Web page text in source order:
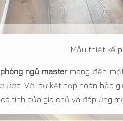
Mẫu thiết kế
ngủ mastermang đến
ước. Với sự kết hợp hoàn hảo
tính của gia chủ và đáp ứng